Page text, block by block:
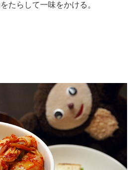
たらして一味をかける。